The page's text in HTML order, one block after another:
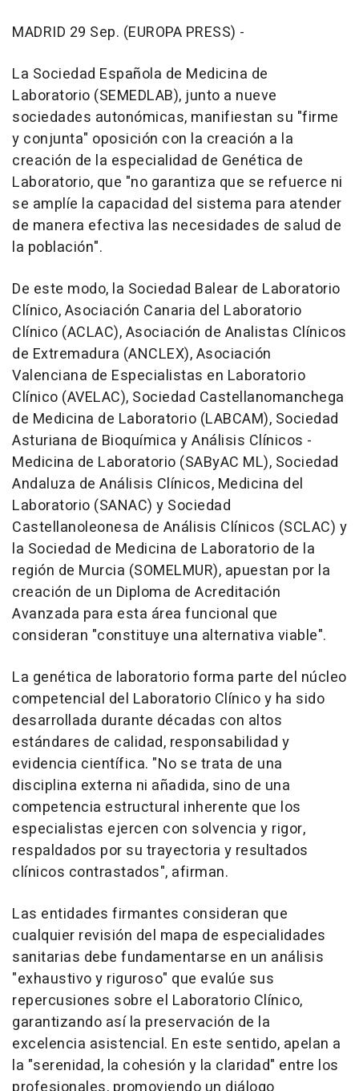
MADRID 29 Sep. (EUROPA PRESS) -
La Sociedad Española de Medicina de
Laboratorio (SEMEDLAB), junto a nueve
sociedades autonómicas, manifiestan su "firme
y conjunta" oposición con la creación a la
creación de la especialidad de Genética de
Laboratorio, que "no garantiza que se refuerce ni
se amplíe la capacidad del sistema para atender
de manera efectiva las necesidades de salud de
la población".
De este modo, la Sociedad Balear de Laboratorio
Clínico, Asociación Canaria del Laboratorio
Clínico (ACLAC), Asociación de Analistas Clínicos
de Extremadura (ANCLEX), Asociación
Valenciana de Especialistas en Laboratorio
Clínico (AVELAC), Sociedad Castellanomanchega
de Medicina de Laboratorio (LABCAM), Sociedad
Asturiana de Bioquímica y Análisis Clínicos -
Medicina de Laboratorio (SAByAC ML), Sociedad
Andaluza de Análisis Clínicos, Medicina del
Laboratorio (SANAC) y Sociedad
Castellanoleonesa de Análisis Clínicos (SCLAC) y
la Sociedad de Medicina de Laboratorio de la
región de Murcia (SOMELMUR), apuestan por la
creación de un Diploma de Acreditación
Avanzada para esta área funcional que
consideran "constituye una alternativa viable".
La genética de laboratorio forma parte del núcleo
competencial del Laboratorio Clínico y ha sido
desarrollada durante décadas con altos
estándares de calidad, responsabilidad y
evidencia científica. "No se trata de una
disciplina externa ni añadida, sino de una
competencia estructural inherente que los
especialistas ejercen con solvencia y rigor,
respaldados por su trayectoria y resultados
clínicos contrastados", afirman.
Las entidades firmantes consideran que
cualquier revisión del mapa de especialidades
sanitarias debe fundamentarse en un análisis
"exhaustivo y riguroso" que evalúe sus
repercusiones sobre el Laboratorio Clínico,
garantizando así la preservación de la
excelencia asistencial. En este sentido, apelan a
la "serenidad, la cohesión y la claridad" entre los